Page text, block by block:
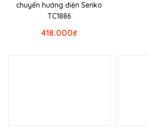
chuyển hướng điện Senko
TC1886
₫
418.000